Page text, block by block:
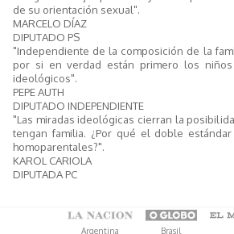
de su orientación sexual".
MARCELO DÍAZ
DIPUTADO PS
"Independiente de la composición de la
por si en verdad están primero los
ideológicos".
PEPE AUTH
DIPUTADO INDEPENDIENTE
"Las miradas ideológicas cierran la
tengan familia. ¿Por qué el doble
homoparentales?".
KAROL CARIOLA
DIPUTADA PC
Argentina Brasil